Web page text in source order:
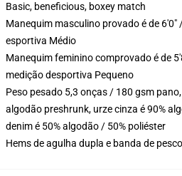
Basic, beneficious, boxey match
Manequim masculino provado é de
esportiva Médio
Manequim feminino comprovado é de
medição desportiva Pequeno
Peso pesado 5,3 onças / 180 gsm
algodão preshrunk, urze cinza é 90%
denim é 50% algodão / 50% poliéster
Hems de agulha dupla e banda de